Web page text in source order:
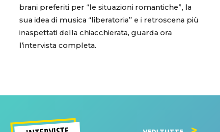
brani preferiti per “le situazioni romantiche”, la
sua idea di musica “liberatoria” e i retroscena più
inaspettati della chiacchierata, guarda ora
l’intervista completa.